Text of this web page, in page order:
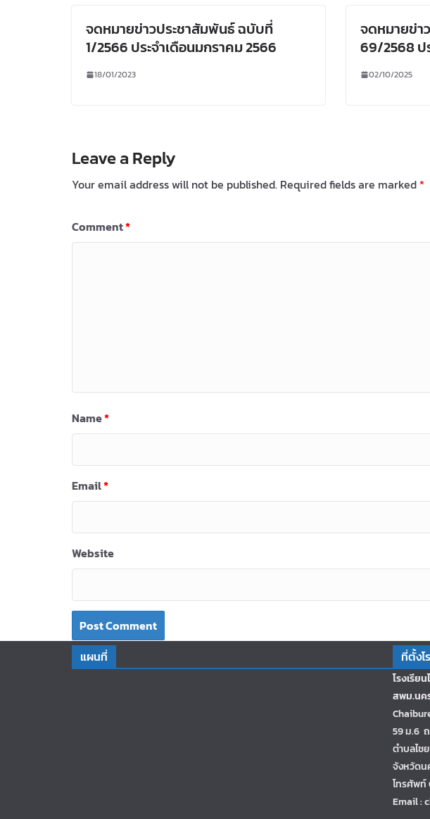
จดหมายข่าวประชาสัมพันธ์ ฉบับที่
1/2566 ประจำเดือนมกราคม 2566
18/01/2023
จดหมายข่า
69/2568 ป
02/10/2025
Leave a Reply
Your email address will not be published. Required fields are marked *
Comment*
Name*
Email*
Website
แผนที่ ที่ตั้งโ
โรงเรีย
สพม.นค
59 ม.6
ตำบลไช
จังหวัด
โทรศัพท์
Email :